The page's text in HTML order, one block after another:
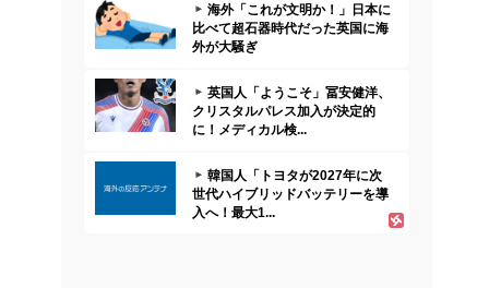
海外「これが文明か！」日本に
比べて超石器時代だった英国に海
外が大騒ぎ
英国人「ようこそ」冨安健洋、
クリスタルパレス加入が決定的
に！メディカル検...
韓国人「トヨタが2027年に次
世代ハイブリッドバッテリーを導
入へ！最大1...